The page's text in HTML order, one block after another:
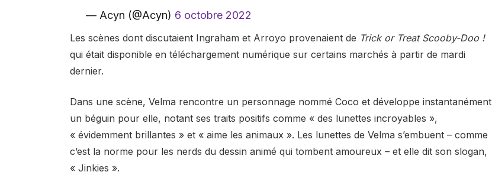
— Acyn (@Acyn) 6 octobre 2022
Les scènes dont discutaient Ingraham et Arroyo provenaient de Trick or Treat Scooby-Doo !
qui était disponible en téléchargement numérique sur certains marchés à partir de mardi
dernier.
Dans une scène, Velma rencontre un personnage nommé Coco et développe instantanément
un béguin pour elle, notant ses traits positifs comme « des lunettes incroyables »,
« évidemment brillantes » et « aime les animaux ». Les lunettes de Velma s’embuent – comme
c’est la norme pour les nerds du dessin animé qui tombent amoureux – et elle dit son slogan,
« Jinkies ».